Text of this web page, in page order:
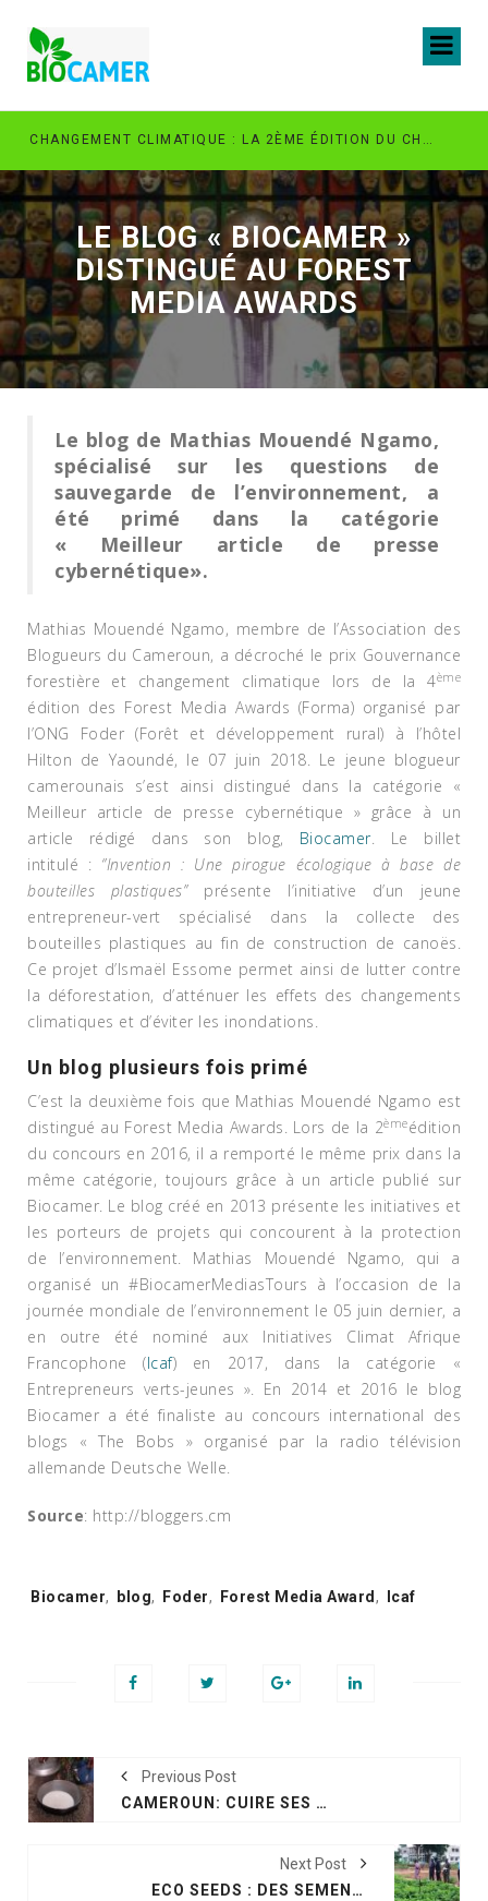
CHANGEMENT CLIMATIQUE : LA 2ÈME ÉDITION DU CHALLENGE PACHIPANDA OUVERTE AUX JEUNES INNOVATEURS VERTS AU CAMEROUN
LE BLOG « BIOCAMER »
DISTINGUÉ AU FOREST
MEDIA AWARDS
Le blog de Mathias Mouendé Ngamo,
spécialisé sur les questions de
sauvegarde de l’environnement, a
été primé dans la catégorie
« Meilleur article de presse
cybernétique».
Mathias Mouendé Ngamo, membre de l’Association des
Blogueurs du Cameroun, a décroché le prix Gouvernance
forestière et changement climatique lors de la 4ème
édition des Forest Media Awards (Forma) organisé par
l’ONG Foder (Forêt et développement rural) à l’hôtel
Hilton de Yaoundé, le 07 juin 2018. Le jeune blogueur
camerounais s’est ainsi distingué dans la catégorie «
Meilleur article de presse cybernétique » grâce à un
article rédigé dans son blog, Biocamer. Le billet
intitulé : ‘’Invention : Une pirogue écologique à base de
bouteilles plastiques’’présente l’initiative d’un jeune
entrepreneur-vert spécialisé dans la collecte des
bouteilles plastiques au fin de construction de canoës.
Ce projet d’Ismaël Essome permet ainsi de lutter contre
la déforestation, d’atténuer les effets des changements
climatiques et d’éviter les inondations.
Un blog plusieurs fois primé
C’est la deuxième fois que Mathias Mouendé Ngamo est
distingué au Forest Media Awards. Lors de la 2èmeédition
du concours en 2016, il a remporté le même prix dans la
même catégorie, toujours grâce à un article publié sur
Biocamer. Le blog créé en 2013 présente les initiatives et
les porteurs de projets qui concourent à la protection
de l’environnement. Mathias Mouendé Ngamo, qui a
organisé un #BiocamerMediasTours à l’occasion de la
journée mondiale de l’environnement le 05 juin dernier, a
en outre été nominé aux Initiatives Climat Afrique
Francophone (Icaf) en 2017, dans la catégorie «
Entrepreneurs verts-jeunes ». En 2014 et 2016 le blog
Biocamer a été finaliste au concours international des
blogs « The Bobs » organisé par la radio télévision
allemande Deutsche Welle.
Source: http://bloggers.cm
Tags:
Biocamer, blog, Foder, Forest Media Award , Icaf
Previous Post
CAMEROUN: CUIRE SES REPAS DANS LE SAC-MARMITE
Next Post
ECO SEEDS : DES SEMENCES ÉCOLOGIQUES POUR BOOSTER L’AGRICULTURE